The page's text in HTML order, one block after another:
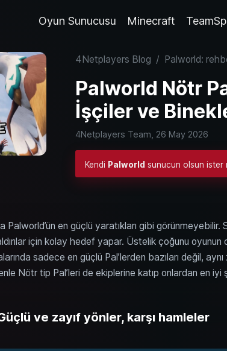
Oyun Sunucusu Minecraft
4Netplayers Blog / Palworld:
Palworld Nötr
İşçiler ve
4Netplayers Team, 26 May 2026
Kendi Palworld sunucun olsun ister
Palworld’ün en güçlü yaratıkları gibi görünmeyebilir.
için kolay hedef yapar. Üstelik çoğunu
sadece en güçlü Pal’lerden bazıları değil,
Nötr tip Pal’leri de ekiplerine katıp onlardan en iyi
ve zayıf yönler, karşı hamleler